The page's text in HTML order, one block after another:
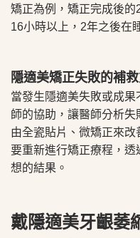
矯正為例，矯正完成後
16小時以上，2年之後在
隱適美矯正失敗的補
當發生隱適美失敗或成
師的協助，讓醫師分析
由全瓷貼片、微矯正來
要重新進行矯正療程，
想的結果。
戴隱適美牙齦萎